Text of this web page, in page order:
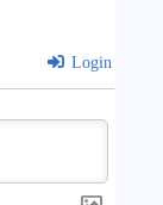
Login